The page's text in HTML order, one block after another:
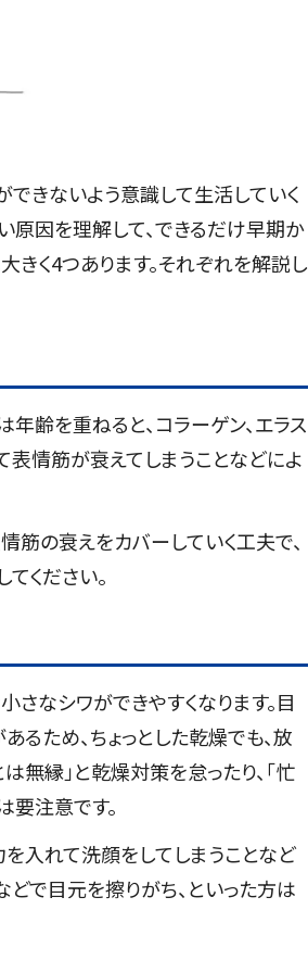
できないよう意識して生活していく
原因を理解して、できるだけ早期か
きく4つあります。それぞれを解説し
齢を重ねると、コラーゲン、エラス
表情筋が衰えてしまうことなどによ
筋の衰えをカバーしていく工夫で、
ください。
さなシワができやすくなります。目
るため、ちょっとした乾燥でも、放
無縁」と乾燥対策を怠ったり、「忙
要注意です。
入れて洗顔をしてしまうことなど
で目元を擦りがち、といった方は